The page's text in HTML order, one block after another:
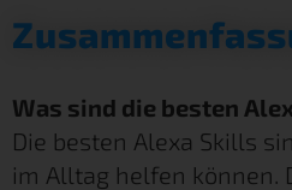
Was sind die besten
Die besten Alexa Skills
im Alltag helfen können.